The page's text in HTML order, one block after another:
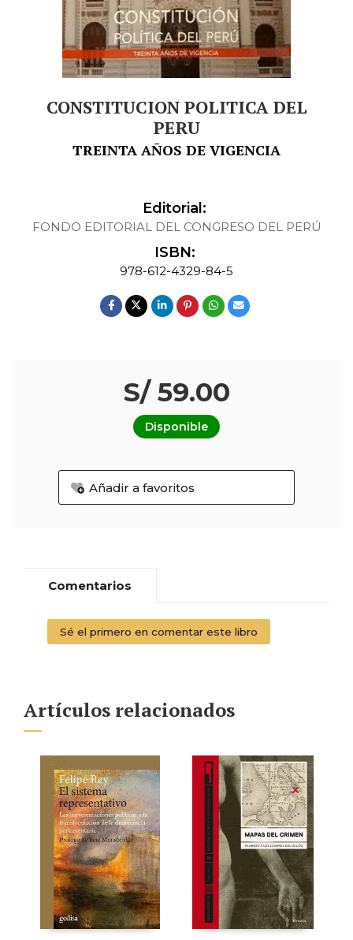
CONSTITUCION POLITICA DEL
PERU
TREINTA AÑOS DE VIGENCIA
Editorial:
FONDO EDITORIAL DEL CONGRESO DEL PERÚ
ISBN:
978-612-4329-84-5
S/ 59.00
Disponible
Añadir a favoritos
Comentarios
Sé el primero en comentar este libro
Artículos relacionados